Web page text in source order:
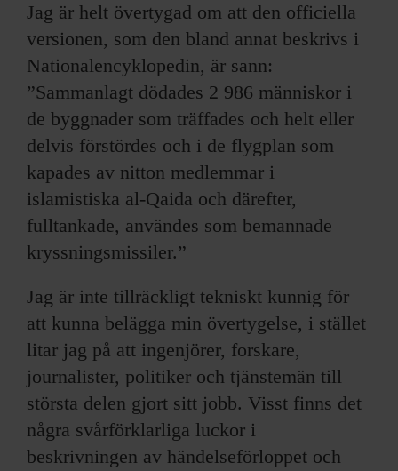
Jag är helt övertygad om att den officiella
versionen, som den bland annat beskrivs i
National­encyklopedin, är sann:
”Sammanlagt dödades 2 986 människor i
de byggnader som träffades och helt eller
delvis förstördes och i de flygplan som
kapades av nitton medlemmar i
islamistiska al-Qaida och därefter,
fulltankade, användes som bemannade
kryssningsmissiler.”
Jag är inte tillräckligt tekniskt kunnig för
att kunna belägga min övertygelse, i stället
litar jag på att ingenjörer, forskare,
journalister, politiker och tjänstemän till
största delen gjort sitt jobb. Visst finns det
några svårförklarliga luckor i
beskrivningen av händelseförloppet och